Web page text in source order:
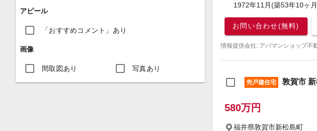
アピール
「おすすめコメント」あり
画像
間取図あり 写真あり
1972年11月(築53年10ヶ
お問い合わせ(無料)
情報提供会社: アパマンショップ
売戸建住宅 敦賀市
580万円
福井県敦賀市新松島町